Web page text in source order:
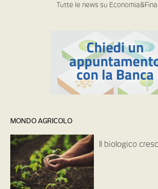
Tutte le news su
MONDO AGRICOLO
Il biologico